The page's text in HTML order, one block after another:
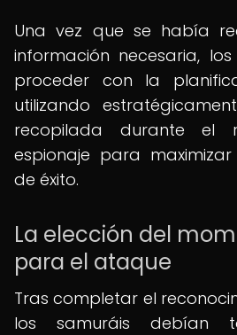
Una vez que se había
información necesaria,
proceder con la
utilizando
recopilada durante el
espionaje para
de éxito.
La elección del
para el ataque
Tras completar el
los samuráis debían